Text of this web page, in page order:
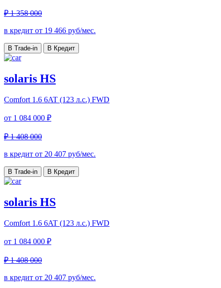
₽ 1 358 000
в кредит от 19 466 руб/мес.
В Trade-in В Кредит
solaris HS
Comfort 1.6 6AT (123 л.с.) FWD
от 1 084 000 ₽
₽ 1 408 000
в кредит от 20 407 руб/мес.
В Trade-in В Кредит
solaris HS
Comfort 1.6 6AT (123 л.с.) FWD
от 1 084 000 ₽
₽ 1 408 000
в кредит от 20 407 руб/мес.